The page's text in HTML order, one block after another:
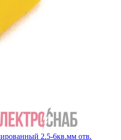
2.5-6кв.мм отв.